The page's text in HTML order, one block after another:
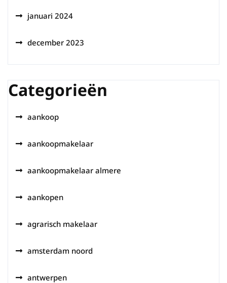
januari 2024
december 2023
Categorieën
aankoop
aankoopmakelaar
aankoopmakelaar almere
aankopen
agrarisch makelaar
amsterdam noord
antwerpen